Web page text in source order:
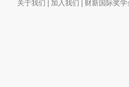
关于我们
加入我们 财新国际奖学